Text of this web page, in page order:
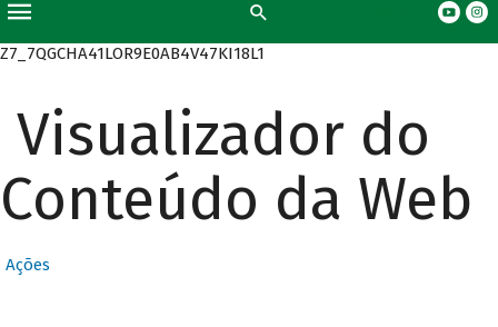
Z7_7QGCHA41LOR9E0AB4V47KI18L1
Visualizador do
Conteúdo da Web
Ações